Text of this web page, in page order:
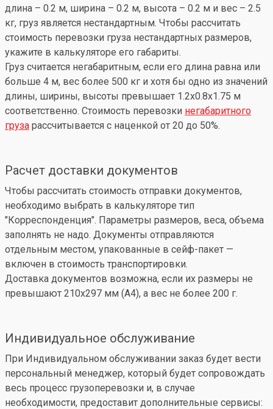
длина – 0.2 м, ширина – 0.2 м, высота – 0.2 м и вес – 2.5
кг, груз является нестандартным. Чтобы рассчитать
стоимость перевозки груза нестандартных размеров,
укажите в калькуляторе его габариты.
Груз считается негабаритным, если его длина равна или
больше 4 м, вес более 500 кг и хотя бы одно из значений
длины, ширины, высоты превышает 1.2x0.8x1.75 м
соответственно. Стоимость перевозки негабаритного
груза рассчитывается с наценкой от 20 до 50%.
Расчет доставки документов
Чтобы рассчитать стоимость отправки документов,
необходимо выбрать в калькуляторе тип
"Корреспонденция". Параметры размеров, веса, объема
заполнять не надо. Документы отправляются
отдельным местом, упакованные в сейф-пакет —
включен в стоимость транспортировки.
Доставка документов возможна, если их размеры не
превышают 210x297 мм (А4), а вес не более 200 г.
Индивидуальное обслуживание
При Индивидуальном обслуживании заказ будет вести
персональный менеджер, который будет сопровождать
весь процесс грузоперевозки и, в случае
необходимости, предоставит дополнительные сервисы: